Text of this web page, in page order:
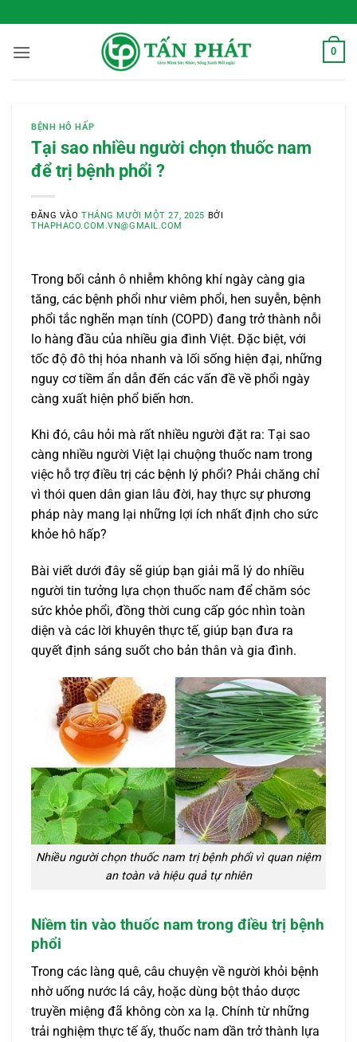
qua
nội
0
BỆNH HÔ HẤP
Tại sao nhiều người chọn thuốc nam
để trị bệnh phổi ?
ĐĂNG VÀOTHÁNG MƯỜI MỘT 27, 2025 BỞI
THAPHACO.COM.VN@GMAIL.COM
Trong bối cảnh ô nhiễm không khí ngày càng gia
tăng, các bệnh phổi như viêm phổi, hen suyễn, bệnh
phổi tắc nghẽn mạn tính (COPD) đang trở thành nỗi
lo hàng đầu của nhiều gia đình Việt. Đặc biệt, với
tốc độ đô thị hóa nhanh và lối sống hiện đại, những
nguy cơ tiềm ẩn dẫn đến các vấn đề về phổi ngày
càng xuất hiện phổ biến hơn.
Khi đó, câu hỏi mà rất nhiều người đặt ra: Tại sao
càng nhiều người Việt lại chuộng thuốc nam trong
việc hỗ trợ điều trị các bệnh lý phổi? Phải chăng chỉ
vì thói quen dân gian lâu đời, hay thực sự phương
pháp này mang lại những lợi ích nhất định cho sức
khỏe hô hấp?
Bài viết dưới đây sẽ giúp bạn giải mã lý do nhiều
người tin tưởng lựa chọn thuốc nam để chăm sóc
sức khỏe phổi, đồng thời cung cấp góc nhìn toàn
diện và các lời khuyên thực tế, giúp bạn đưa ra
quyết định sáng suốt cho bản thân và gia đình.
Nhiều người chọn thuốc nam trị bệnh phổi vì quan niệm
an toàn và hiệu quả tự nhiên
Niềm tin vào thuốc nam trong điều trị bệnh
phổi
Trong các làng quê, câu chuyện về người khỏi bệnh
nhờ uống nước lá cây, hoặc dùng bột thảo dược
truyền miệng đã không còn xa lạ. Chính từ những
trải nghiệm thực tế ấy, thuốc nam dần trở thành lựa